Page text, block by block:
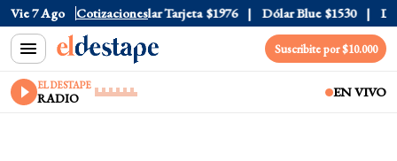
Vie 7 Ago Cotizaciones
Oficial $1520 Dólar Tarjeta $1976 Dólar Blue $1530
Suscribite por $10.000
EL DESTAPE
RADIO EN VIVO